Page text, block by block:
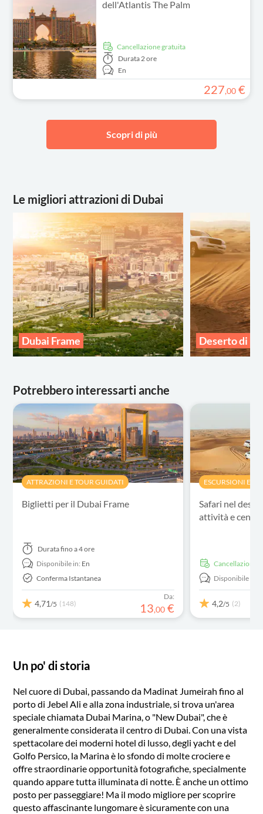
dell'Atlantis The Palm
Cancellazione gratuita
Durata 2 ore
En
227,00 €
Scopri di più
Le migliori attrazioni di Dubai
Dubai Frame Deserto di
Potrebbero interessarti anche
ATTRAZIONI E TOUR GUIDATI
Biglietti per il Dubai Frame
Duratafino a 4 ore
Disponibile in: En
Conferma Istantanea
4,71/5 (148)
Da:
13,00 €
ESCURSIONI E
Safari nel
attività e cena
Cancellazione
Disponibile in:
4,2/5 (2)
Un po' di storia
Nel cuore di Dubai, passando da Madinat Jumeirah fino al
porto di Jebel Ali e alla zona industriale, si trova un'area
speciale chiamata Dubai Marina, o "New Dubai", che è
generalmente considerata il centro di Dubai. Con una vista
spettacolare dei moderni hotel di lusso, degli yacht e del
Golfo Persico, la Marina è lo sfondo di molte crociere e
offre straordinarie opportunità fotografiche, specialmente
quando appare tutta illuminata di notte. È anche un ottimo
posto per passeggiare! Ma il modo migliore per scoprire
questo affascinante lungomare è sicuramente con una